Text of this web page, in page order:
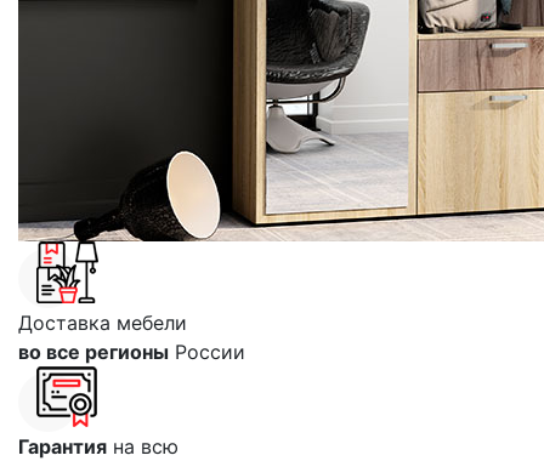
Доставка мебели
во все регионы России
Гарантия на всю